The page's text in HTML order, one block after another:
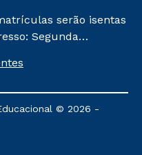
serão isentas
Segunda
será de R$
cursos: Ensino
e Metodologia
Atuais.
© 2026 -